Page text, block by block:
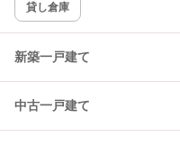
該当件数:
2件
貸し倉庫
新築一戸建て
中古一戸建て